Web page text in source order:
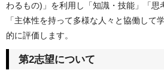
わるもの)」を利用し「知識・技能」「思
「主体性を持って多様な人々と協働して
的に評価します。
第2志望について